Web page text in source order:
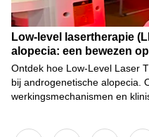
Low-level lasertherapie
alopecia: een bewezen
Ontdek hoe Low-Level Laser
bij androgenetische alopecia.
werkingsmechanismen en